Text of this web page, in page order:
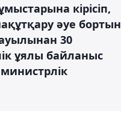
кірісіп,
әуе бортын
30
ұялы байланыс